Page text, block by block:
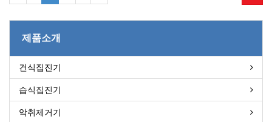
제품소개
건식집진기
습식집진기
악취제거기